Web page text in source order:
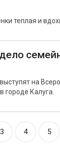
теплая и
на
городе Калуга.
3 4 5